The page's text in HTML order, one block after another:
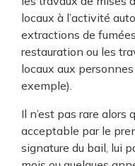
locaux à l’activité
extractions de
restauration ou les
locaux aux
exemple).
Il n’est pas rare alors
acceptable par le
signature du bail, lui